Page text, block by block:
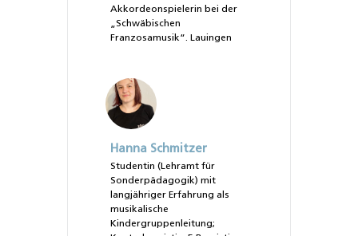
Akkordeonspielerin bei der
„Schwäbischen
Franzosamusik“. Lauingen
Hanna Schmitzer
Studentin (Lehramt für
Sonderpädagogik) mit
langjähriger Erfahrung als
musikalische
Kindergruppenleitung;